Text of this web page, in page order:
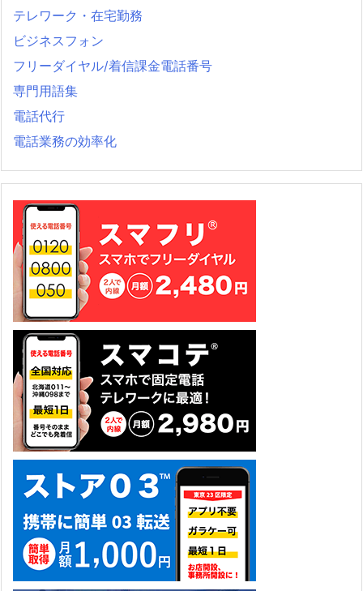
テレワーク・在宅勤務
ビジネスフォン
フリーダイヤル/着信課金電話番号
専門用語集
電話代行
電話業務の効率化